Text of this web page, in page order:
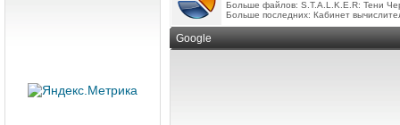
Больше файлов: S.T.A.L.K.E.R: Тени
Больше последних: Кабинет
Google